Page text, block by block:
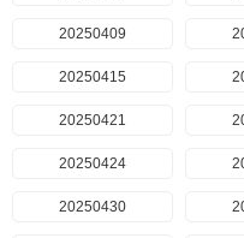
20250409
20250415
20250421
20250424
20250430